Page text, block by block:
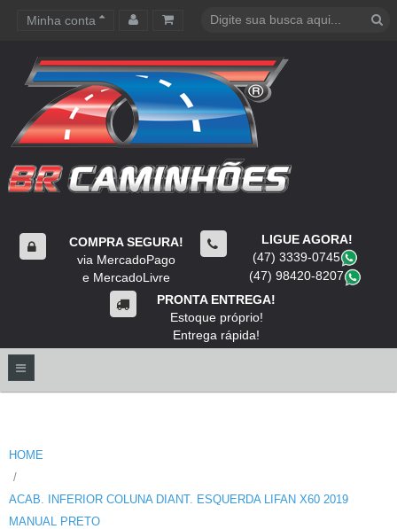
Minha conta
COMPRA SEGURA!
via MercadoPago
e MercadoLivre
LIGUE AGORA!
(47) 3339-0745
(47) 98420-8207
PRONTA ENTREGA!
Estoque próprio!
Entrega rápida!
HOME
ACAB. INFERIOR COLUNA DIANT. ESQUERDA LIFAN X60 2019
MANUAL PRETO